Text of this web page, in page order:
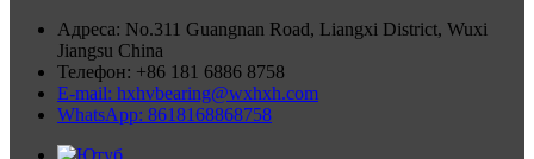
Адреса: No.311 Guangnan Road, Liangxi District, Wuxi
Jiangsu China
Телефон: +86 181 6886 8758
E-mail: hxhvbearing@wxhxh.com
WhatsApp: 8618168868758